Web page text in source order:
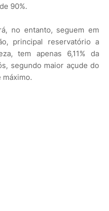
90%.
no entanto, seguem em
principal reservatório a
tem apenas 6,11% da
segundo maior açude do
máximo.